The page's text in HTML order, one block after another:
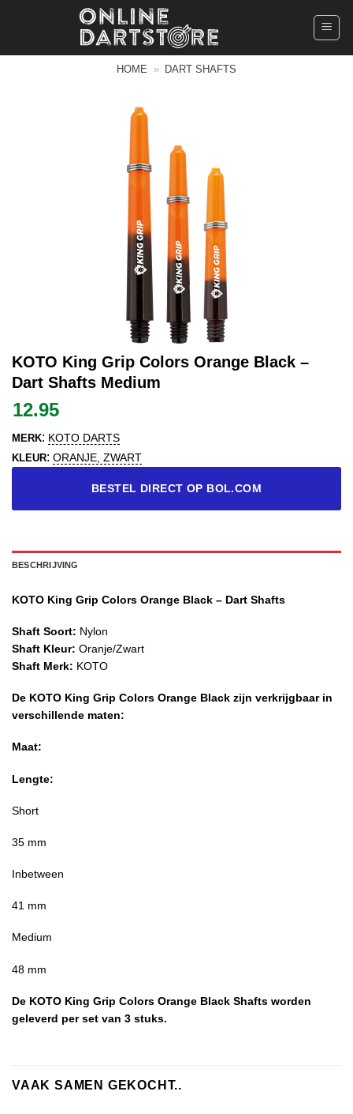
HOME » DART SHAFTS
KOTO King Grip Colors Orange Black –
Dart Shafts Medium
12.95
MERK: KOTO DARTS
KLEUR: ORANJE, ZWART
BESTEL DIRECT OP BOL.COM
BESCHRIJVING
KOTO King Grip Colors Orange Black – Dart Shafts
Shaft Soort: Nylon
Shaft Kleur: Oranje/Zwart
Shaft Merk: KOTO
De KOTO King Grip Colors Orange Black zijn verkrijgbaar in
verschillende maten:
Maat:
Lengte:
Short
35 mm
Inbetween
41 mm
Medium
48 mm
De KOTO King Grip Colors Orange Black Shafts worden
geleverd per set van 3 stuks.
VAAK SAMEN GEKOCHT..